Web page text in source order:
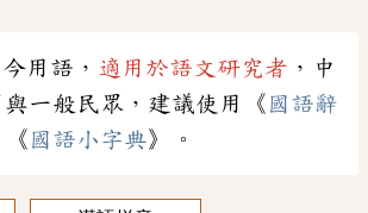
用語， 適用於語文研究者 ，中
一般民眾，建議使用《 國語辭
《國語小字典》。